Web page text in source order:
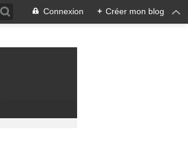
Connexion + Créer mon blog